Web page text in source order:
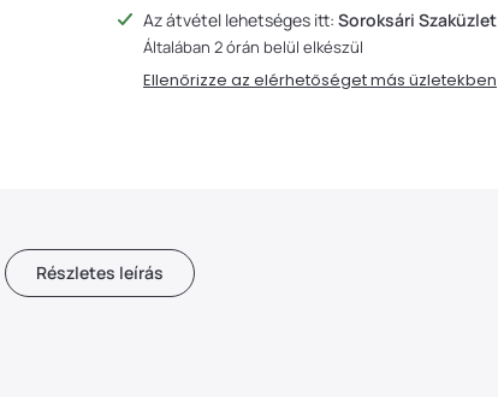
Az átvétel lehetséges itt: Soroksári Szaküzlet
Általában 2 órán belül elkészül
Ellenőrizze az elérhetőséget más üzletekben
Részletes leírás